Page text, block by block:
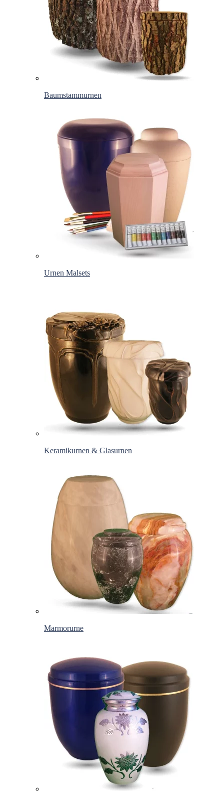
Baumstammurnen
Urnen Malsets
Keramikurnen & Glasurnen
Marmorurne